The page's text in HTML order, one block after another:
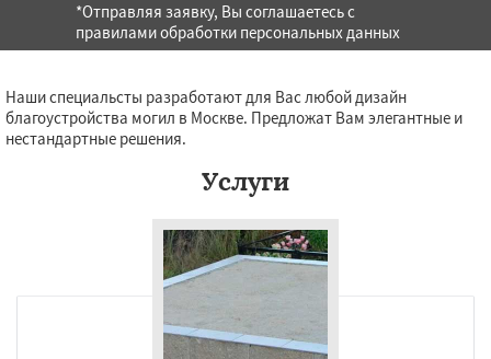
*Отправляя заявку, Вы соглашаетесь с
правилами обработки персональных данных
Наши специальсты разработают для Вас любой дизайн
благоустройства могил в Москве. Предложат Вам элегантные и
нестандартные решения.
Услуги